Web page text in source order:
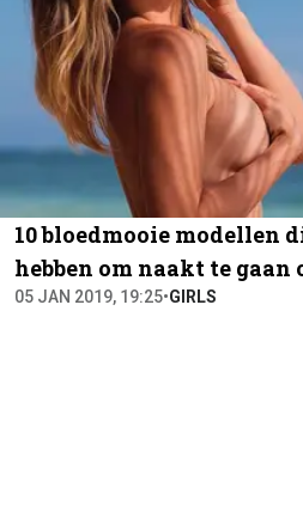
10 bloedmooie modellen
hebben om naakt te gaan
05 JAN 2019, 19:25•GIRLS